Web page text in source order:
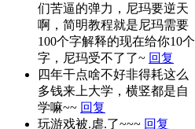
们苦逼的弹力，尼玛要逆天
啊，简明教程就是尼玛需要
100个字解释的现在给你10个
字，尼玛受不了了~ 回复
四年干点啥不好非得耗这么
多钱来上大学，横竖都是自
学嘛~~ 回复
玩游戏被.虐.了~~~ 回复